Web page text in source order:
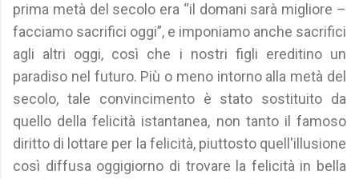
prima metà del secolo era “il domani sarà migliore –
facciamo sacrifici oggi”, e imponiamo anche sacrifici
agli altri oggi, così che i nostri figli ereditino un
paradiso nel futuro. Più o meno intorno alla metà del
secolo, tale convincimento è stato sostituito da
quello della felicità istantanea, non tanto il famoso
diritto di lottare per la felicità, piuttosto quell'illusione
così diffusa oggigiorno di trovare la felicità in bella